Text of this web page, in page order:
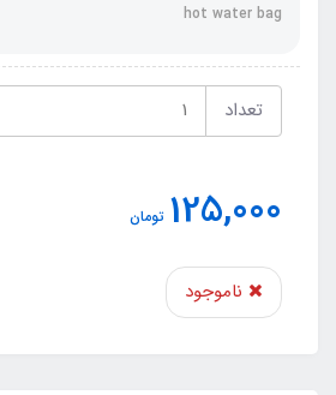
hot water bag
تعداد
125,000 تومان
ناموجود